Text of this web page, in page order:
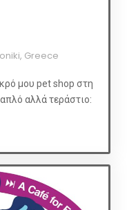
Greece
μου pet shop στη
αλλά τεράστιο: